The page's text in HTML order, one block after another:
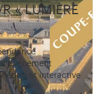
« LUMIÈRE
événement
et interactive